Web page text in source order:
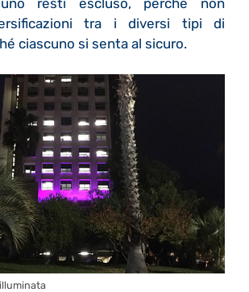
tra i diversi tipi di
ciascuno si senta al sicuro.